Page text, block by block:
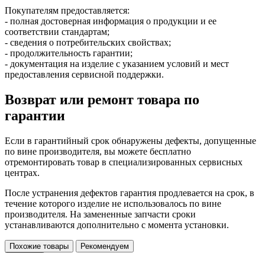
Покупателям предоставляется:
- полная достоверная информация о продукции и ее
соответствии стандартам;
- сведения о потребительских свойствах;
- продолжительность гарантии;
- документация на изделие с указанием условий и мест
предоставления сервисной поддержки.
Возврат или ремонт товара по
гарантии
Если в гарантийный срок обнаружены дефекты, допущенные
по вине производителя, вы можете бесплатно
отремонтировать товар в специализированных сервисных
центрах.
После устранения дефектов гарантия продлевается на срок, в
течение которого изделие не использовалось по вине
производителя. На замененные запчасти сроки
устанавливаются дополнительно с момента установки.
Похожие товары
Рекомендуем